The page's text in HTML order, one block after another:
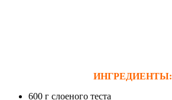
ИНГРЕДИЕНТЫ:
600 г слоеного теста